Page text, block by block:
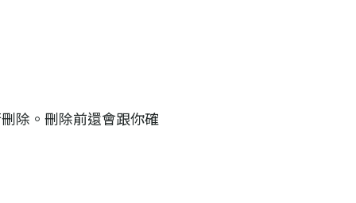
除。刪除前還會跟你確